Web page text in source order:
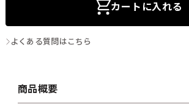
カートに入れる
よくある質問はこちら
商品概要